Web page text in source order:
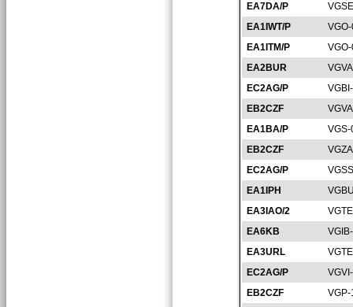
EA7DA/P
EA1IWT/P
EA1ITM/P
EA2BUR
EC2AG/P
EB2CZF
EA1BA/P
EB2CZF
EC2AG/P
EA1IPH
EA3IAO/2
EA6KB
EA3URL
EC2AG/P
EB2CZF